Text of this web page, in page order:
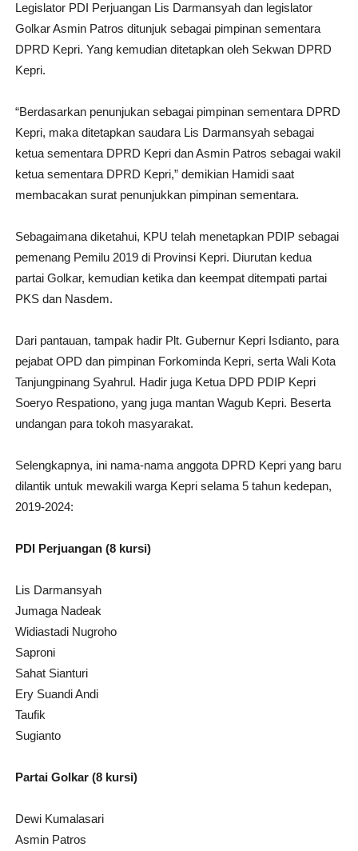
Legislator PDI Perjuangan Lis Darmansyah dan legislator
Golkar Asmin Patros ditunjuk sebagai pimpinan sementara
DPRD Kepri. Yang kemudian ditetapkan oleh Sekwan DPRD
Kepri.
“Berdasarkan penunjukan sebagai pimpinan sementara DPRD
Kepri, maka ditetapkan saudara Lis Darmansyah sebagai
ketua sementara DPRD Kepri dan Asmin Patros sebagai wakil
ketua sementara DPRD Kepri,” demikian Hamidi saat
membacakan surat penunjukkan pimpinan sementara.
Sebagaimana diketahui, KPU telah menetapkan PDIP sebagai
pemenang Pemilu 2019 di Provinsi Kepri. Diurutan kedua
partai Golkar, kemudian ketika dan keempat ditempati partai
PKS dan Nasdem.
Dari pantauan, tampak hadir Plt. Gubernur Kepri Isdianto, para
pejabat OPD dan pimpinan Forkominda Kepri, serta Wali Kota
Tanjungpinang Syahrul. Hadir juga Ketua DPD PDIP Kepri
Soeryo Respationo, yang juga mantan Wagub Kepri. Beserta
undangan para tokoh masyarakat.
Selengkapnya, ini nama-nama anggota DPRD Kepri yang baru
dilantik untuk mewakili warga Kepri selama 5 tahun kedepan,
2019-2024:
PDI Perjuangan (8 kursi)
Lis Darmansyah
Jumaga Nadeak
Widiastadi Nugroho
Saproni
Sahat Sianturi
Ery Suandi Andi
Taufik
Sugianto
Partai Golkar (8 kursi)
Dewi Kumalasari
Asmin Patros